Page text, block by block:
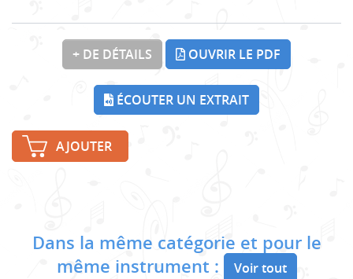
+ DE DÉTAILS OUVRIR LE PDF
ÉCOUTER UN EXTRAIT
AJOUTER
Dans la même catégorie et pour le
même instrument :
Voir tout